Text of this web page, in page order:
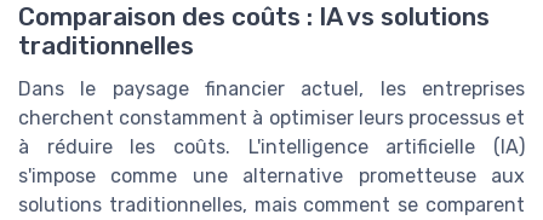
Comparaison des coûts : IA vs solutions
traditionnelles
Dans le paysage financier actuel, les entreprises
cherchent constamment à optimiser leurs processus et
à réduire les coûts. L'intelligence artificielle (IA)
s'impose comme une alternative prometteuse aux
solutions traditionnelles, mais comment se comparent